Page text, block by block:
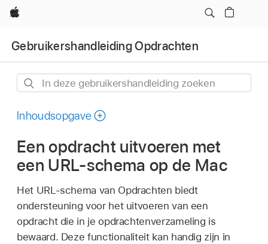
Apple
Gebruikers­handleiding Opdrachten
In
gebruikershandleiding
Inhoudsopgave
Een opdracht uitvoeren met
een URL-schema op de Mac
Het URL-schema van Opdrachten biedt
ondersteuning voor het uitvoeren van een
opdracht die in je opdrachtenverzameling is
bewaard. Deze functionaliteit kan handig zijn in